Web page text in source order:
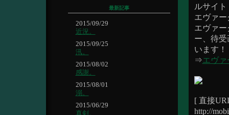
ルサイト
エヴァ
エヴァ
ー、待
います！
⇒エヴ
[ 直接
http://
最新記事
2015/09/29
近況。
2015/09/25
汛。
2015/08/02
感謝。
2015/08/01
溺。
2015/06/29
真剣。